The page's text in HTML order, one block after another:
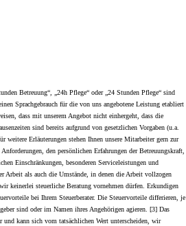
Betreuung“, „24h Pflege“ oder „24 Stunden Pflege“ sind
Sprachgebrauch für die von uns angebotene Leistung etabliert
dass mit unserem Angebot nicht einhergeht, dass die
sind bereits aufgrund von gesetzlichen Vorgaben (u.a.
weitere Erläuterungen stehen Ihnen unsere Mitarbeiter gern zur
den persönlichen Erfahrungen der Betreuungskraft,
Einschränkungen, besonderen Serviceleistungen und
Arbeit als auch die Umstände, in denen die Arbeit vollzogen
keinerlei steuerliche Beratung vornehmen dürfen. Erkundigen
bei Ihrem Steuerberater. Die Steuervorteile differieren, je
sind oder im Namen ihres Angehörigen agieren. [3] Das
und kann sich vom tatsächlichen Wert unterscheiden, wir